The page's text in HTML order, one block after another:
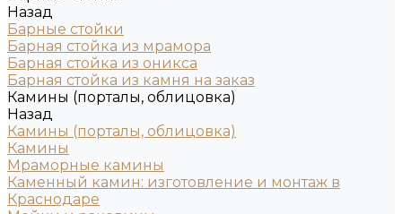
Назад
Барные стойки
Барная стойка из мрамора
Барная стойка из оникса
Барная стойка из камня на заказ
Камины (порталы, облицовка)
Назад
Камины (порталы, облицовка)
Камины
Мраморные камины
Каменный камин: изготовление и монтаж в
Краснодаре